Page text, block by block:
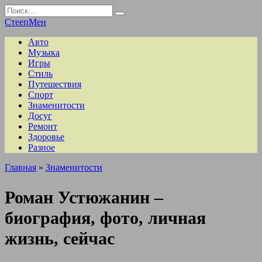
Перейти
к
Search
for:
СтеепМен
Авто
Музыка
Игры
Стиль
Путешествия
Спорт
Знаменитости
Досуг
Ремонт
Здоровье
Разное
Главная » Знаменитости
Роман Устюжанин –
биография, фото, личная
жизнь, сейчас